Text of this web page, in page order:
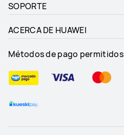
SOPORTE
ACERCA DE HUAWEI
Métodos de pago permitidos